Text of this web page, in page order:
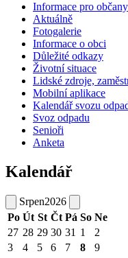
Informace pro občany
Aktuálně
Fotogalerie
Informace o obci
Důležité odkazy
Životní situace
Lidské zdroje,
Mobilní aplikace
Kalendář svozu
Svoz odpadu
Senioři
Anketa
Kalendář
Srpen2026
Po Út St Čt Pá So Ne
27 28 29 30 31 1
2
3
4 5 6 7 8
9